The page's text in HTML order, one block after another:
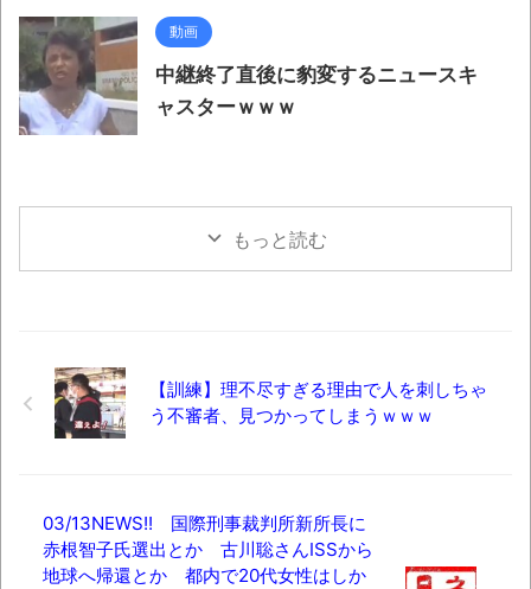
動画
中継終了直後に豹変するニュースキ
ャスターｗｗｗ
もっと読む
【訓練】理不尽すぎる理由で人を刺しちゃ
う不審者、見つかってしまうｗｗｗ
03/13NEWS!! 国際刑事裁判所新所長に
赤根智子氏選出とか 古川聡さんISSから
地球へ帰還とか 都内で20代女性はしか